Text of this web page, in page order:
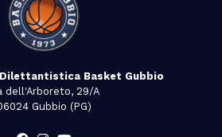
Basket Gubbio
dell'Arboreto, 29/A
Gubbio (PG)